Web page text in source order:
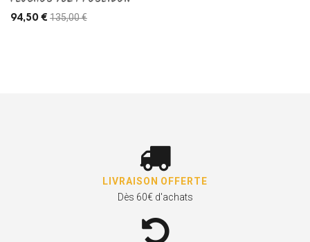
94,50 € 135,00 €
LIVRAISON OFFERTE
Dès 60€ d'achats